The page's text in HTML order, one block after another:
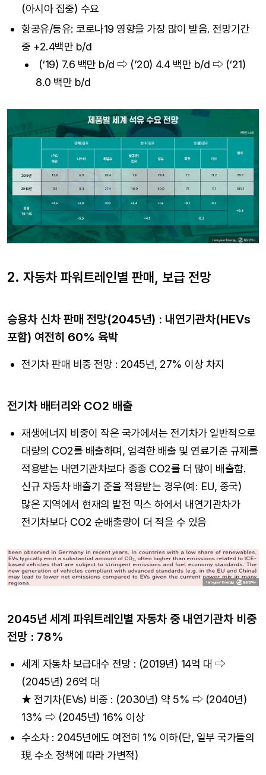
(아시아 집중) 수요
항공유/등유: 코로나19 영향을 가장 많이 받음. 전망기간
중 +2.4백만 b/d
(‘19) 7.6 백만 b/d ⇨ (’20) 4.4 백만 b/d ⇨ (‘21)
8.0 백만 b/d
2. 자동차 파워트레인별 판매, 보급 전망
승용차 신차 판매 전망(2045년) : 내연기관차(HEVs
포함) 여전히 60% 육박
전기차 판매 비중 전망 : 2045년, 27% 이상 차지
전기차 배터리와 CO2 배출
재생에너지 비중이 작은 국가에서는 전기차가 일반적으로
대량의 CO2를 배출하며, 엄격한 배출 및 연료기준 규제를
적용받는 내연기관차보다 종종 CO2를 더 많이 배출함.
신규 자동차 배출기 준을 적용받는 경우(예: EU, 중국)
많은 지역에서 현재의 발전 믹스 하에서 내연기관차가
전기차보다 CO2 순배출량이 더 적을 수 있음
2045년 세계 파워트레인별 자동차 중 내연기관차 비중
전망 : 78%
세계 자동차 보급대수 전망 : (2019년) 14억 대 ⇨
(2045년) 26억 대
★ 전기차(EVs) 비중 : (2030년) 약 5% ⇨ (2040년)
13% ⇨ (2045년) 16% 이상
수소차 : 2045년에도 여전히 1% 이하(단, 일부 국가들의
現 수소 정책에 따라 가변적)